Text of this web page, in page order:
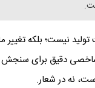
نیست؛ بلکه تغییر
شاخصی دقیق برای
نه در شعار.